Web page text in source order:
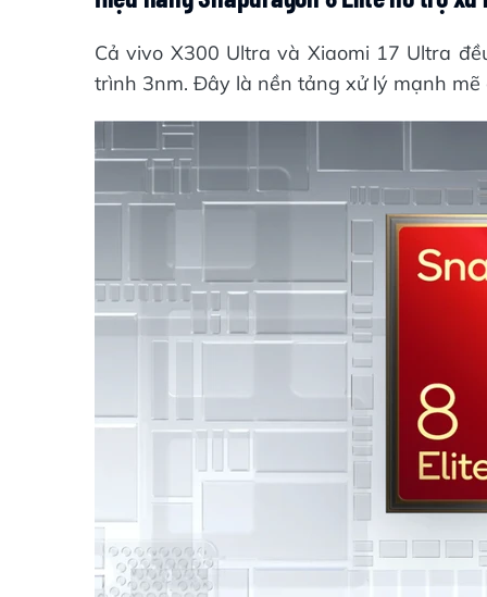
Cả vivo X300 Ultra và Xiaomi 17 Ultra
trình 3nm. Đây là nền tảng xử lý mạnh